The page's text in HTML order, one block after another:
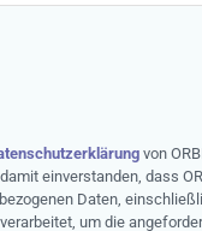
von
einverstanden, dass
Daten,
um die